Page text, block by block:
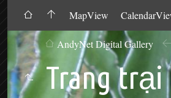
MapView
AndyNet Digital Gallery
Trang trại